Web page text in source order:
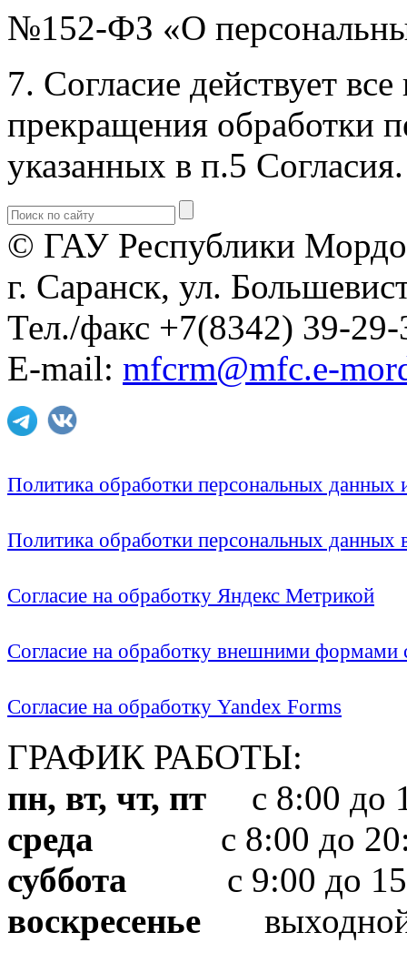
№152-ФЗ «О
7. Согласие действует
прекращения обработки
указанных в п.5 Согласия.
© ГАУ Республики
г. Саранск, ул.
Тел./факс +7(8342) 39-29-
E-mail: mfcrm@mfc.e-
Политика обработки персональных
Политика обработки персональных
Согласие на обработку Яндекс Метрикой
Согласие на обработку внешними формами
Согласие на обработку Yandex Forms
ГРАФИК РАБОТЫ:
пн, вт, чт, пт с 8:00 до
среда с 8:00 до
суббота с 9:00 до
воскресенье